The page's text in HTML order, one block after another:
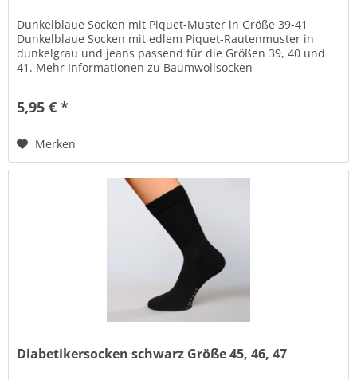
Dunkelblaue Socken mit Piquet-Muster in Größe 39-41
Dunkelblaue Socken mit edlem Piquet-Rautenmuster in
dunkelgrau und jeans passend für die Größen 39, 40 und
41. Mehr Informationen zu Baumwollsocken
5,95 € *
Merken
Diabetikersocken schwarz Größe 45, 46, 47